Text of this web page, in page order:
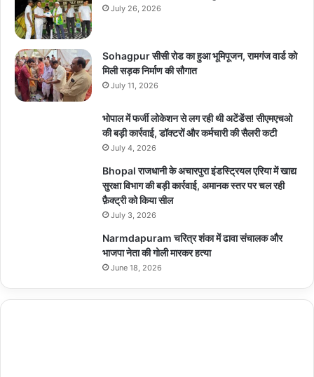
July 26, 2026
Sohagpur सीसी रोड का हुआ भूमिपूजन, रामगंज वार्ड को
मिली सड़क निर्माण की सौगात
July 11, 2026
भोपाल में फर्जी लोकेशन से लग रही थी अटेंडेंस! सीएमएचओ
की बड़ी कार्रवाई, डॉक्टरों और कर्मचारी की सैलरी कटी
July 4, 2026
Bhopal राजधानी के अचारपुरा इंडस्ट्रियल एरिया में खाद्य
सुरक्षा विभाग की बड़ी कार्रवाई, अमानक स्तर पर चल रही
फ़ैक्ट्री को किया सील
July 3, 2026
Narmdapuram चरित्र शंका में ढावा संचालक और
भाजपा नेता की गोली मारकर हत्या
June 18, 2026